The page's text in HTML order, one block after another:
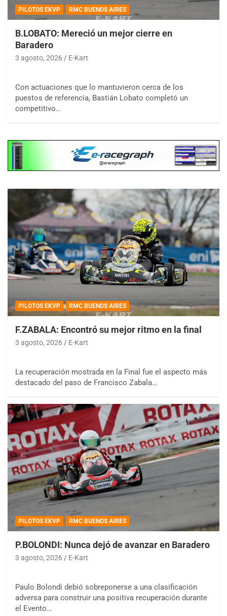
PILOTOS EKVP RMC BUENOS AIRES
B.LOBATO: Mereció un mejor cierre en
Baradero
3 agosto, 2026 E-Kart
Con actuaciones que lo mantuvieron cerca de los
puestos de referencia, Bastián Lobato completó un
competitivo…
PILOTOS EKVP RMC BUENOS AIRES
F.ZABALA: Encontró su mejor ritmo en la final
3 agosto, 2026 E-Kart
La recuperación mostrada en la Final fue el aspecto más
destacado del paso de Francisco Zabala…
PILOTOS EKVP RMC BUENOS AIRES
P.BOLONDI: Nunca dejó de avanzar en Baradero
3 agosto, 2026 E-Kart
Paulo Bolondi debió sobreponerse a una clasificación
adversa para construir una positiva recuperación durante
el Evento…